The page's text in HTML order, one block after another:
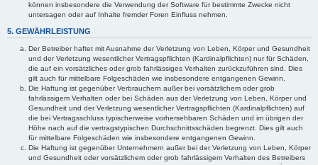
können insbesondere die Verwendung der Software für bestimmte Zwecke nicht
untersagen oder auf Inhalte fremder Foren Einfluss nehmen.
5. GEWÄHRLEISTUNG
Der Betreiber haftet mit Ausnahme der Verletzung von Leben, Körper und Gesundheit
und der Verletzung wesentlicher Vertragspflichten (Kardinalpflichten) nur für Schäden,
die auf ein vorsätzliches oder grob fahrlässiges Verhalten zurückzuführen sind. Dies
gilt auch für mittelbare Folgeschäden wie insbesondere entgangenen Gewinn.
Die Haftung ist gegenüber Verbrauchern außer bei vorsätzlichem oder grob
fahrlässigem Verhalten oder bei Schäden aus der Verletzung von Leben, Körper und
Gesundheit und der Verletzung wesentlicher Vertragspflichten (Kardinalpflichten) auf
die bei Vertragsschluss typischerweise vorhersehbaren Schäden und im übrigen der
Höhe nach auf die vertragstypischen Durchschnittsschäden begrenzt. Dies gilt auch
für mittelbare Folgeschäden wie insbesondere entgangenen Gewinn.
Die Haftung ist gegenüber Unternehmern außer bei der Verletzung von Leben, Körper
und Gesundheit oder vorsätzlichem oder grob fahrlässigem Verhalten des Betreibers